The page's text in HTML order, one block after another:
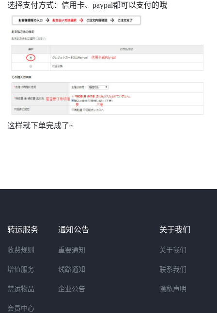
选择支付方式：信用卡、paypal都可以支付的哦
这样就下单完成了~
转运服务
收费规则
增值服务
禁运物品
会员中心
通知公告
重要通知
线路通知
企业公告
关于我们
关于我们
联系我们
隐私声明